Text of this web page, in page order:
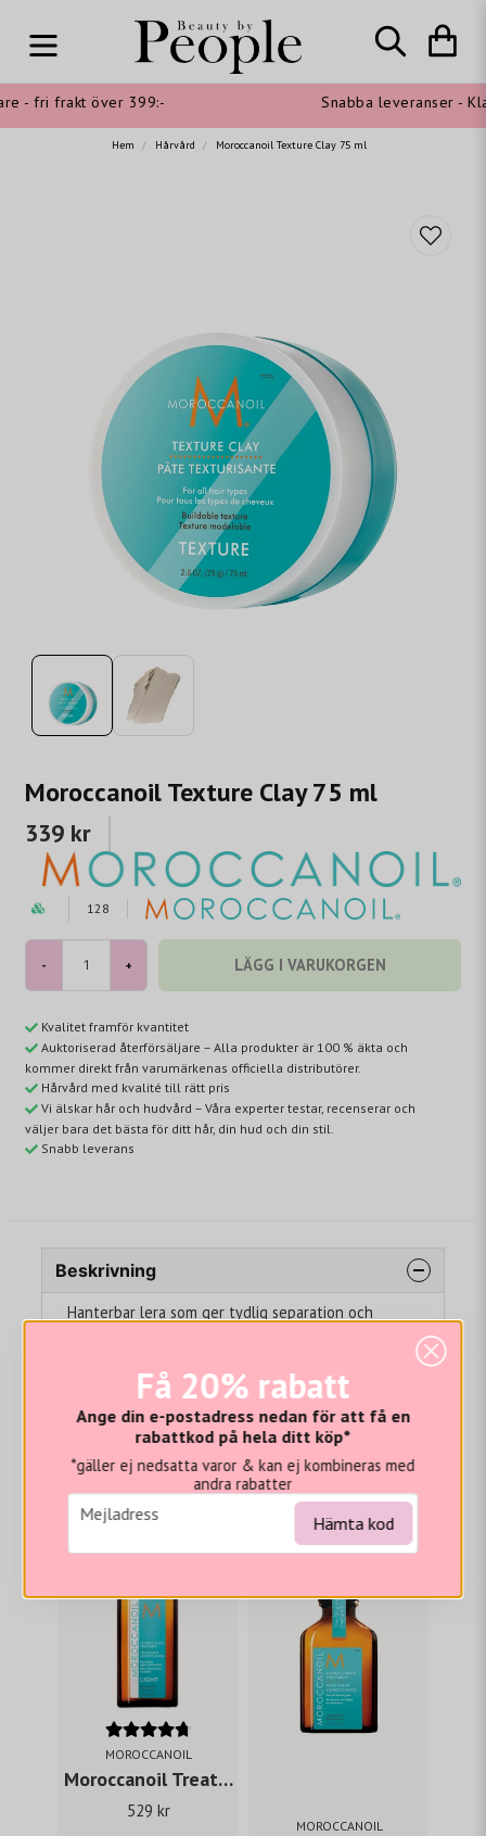
- fri frakt över 399:- Snabba leveranser -
Hem Hårvård Moroccanoil Texture Clay 75 ml
Moroccanoil Texture Clay 75 ml
339 kr
128
- + LÄGG I VARUKORGEN
Kvalitet framför kvantitet
Auktoriserad återförsäljare – Alla produkter är 100 % äkta och
kommer direkt från varumärkenas officiella distributörer.
Hårvård med kvalité till rätt pris
Vi älskar hår och hudvård – Våra experter testar, recenserar och
väljer bara det bästa för ditt hår, din hud och din stil.
Snabb leverans
Vi tror du hade gillat...
MOROCCANOIL
Moroccanoil Treatment light For fine or light-colored hair 100 ml
529 kr
MOROCCANOIL
Beskrivning
Hanterbar lera som ger tydlig separation och
Blanda med ½ pumptryck av Moroccanoil
Treatment. Blanda i händerna för att ändra finishen
från matt till naturlig.
Få 20% rabatt
Ange din e-postadress nedan för att få en
rabattkod på hela ditt köp*
*gäller ej nedsatta varor & kan ej kombineras med
andra rabatter
email
Mejladress Hämta kod